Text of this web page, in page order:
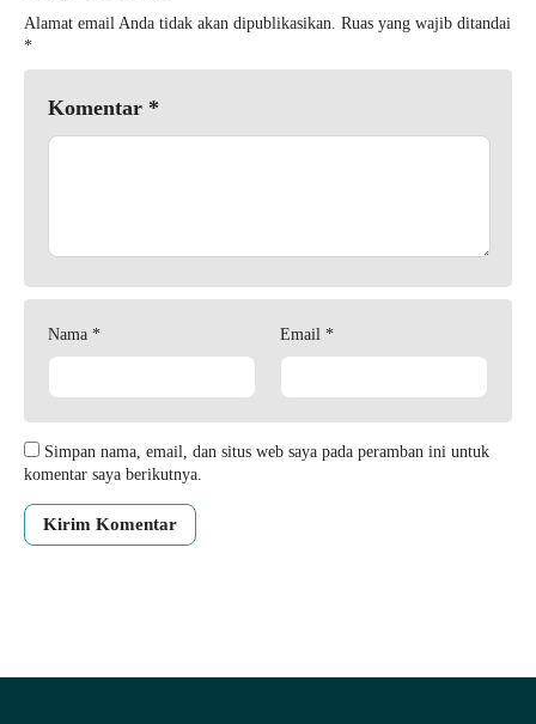
Alamat email Anda tidak akan dipublikasikan. Ruas yang wajib ditandai
*
Komentar *
Nama * Email *
Simpan nama, email, dan situs web saya pada peramban ini untuk
komentar saya berikutnya.